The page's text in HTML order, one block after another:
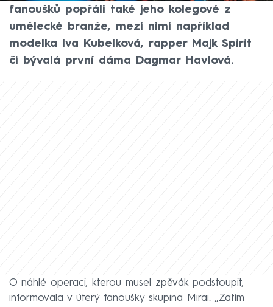
fanoušků popřáli také jeho kolegové z
umělecké branže, mezi nimi například
modelka Iva Kubelková, rapper Majk Spirit
či bývalá první dáma Dagmar Havlová.
O náhlé operaci, kterou musel zpěvák podstoupit,
informovala v úterý fanoušky skupina Mirai. „Zatím